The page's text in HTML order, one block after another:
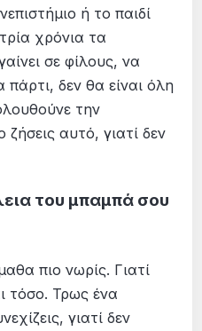
ή το παιδί
χρόνια τα
σε φίλους, να
πάρτι, δεν θα είναι όλη
την
ζήσεις αυτό, γιατί δεν
του μπαμπά σου
πιο νωρίς. Γιατί
τόσο. Τρως ένα
γιατί δεν